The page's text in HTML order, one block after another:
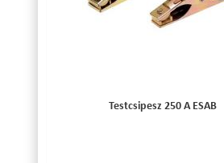
Testcsipesz 250 A ESAB